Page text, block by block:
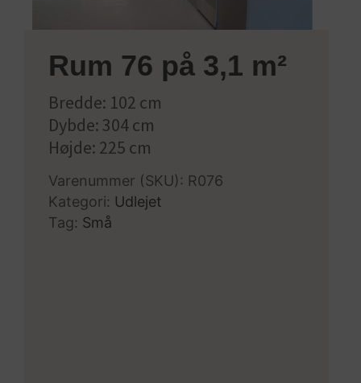
Rum 76 på 3,1 m²
Bredde: 102 cm
Dybde: 304 cm
Højde: 225 cm
Varenummer (SKU): R076
Kategori: Udlejet
Tag: Små